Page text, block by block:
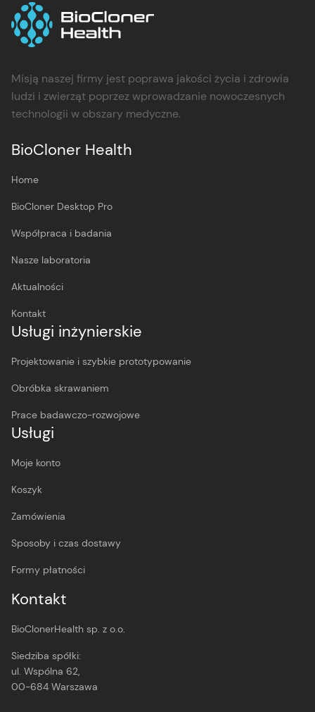
Misją naszej firmy jest poprawa jakości życia i zdrowia
ludzi i zwierząt poprzez wprowadzanie nowoczesnych
technologii w obszary medyczne.
BioCloner Health
Home
BioCloner Desktop Pro
Współpraca i badania
Nasze laboratoria
Aktualności
Kontakt
Usługi inżynierskie
Projektowanie i szybkie prototypowanie
Obróbka skrawaniem
Prace badawczo-rozwojowe
Usługi
Moje konto
Koszyk
Zamówienia
Sposoby i czas dostawy
Formy płatności
Kontakt
BioClonerHealth sp. z o.o.
Siedziba spółki:
ul. Wspólna 62,
00-684 Warszawa